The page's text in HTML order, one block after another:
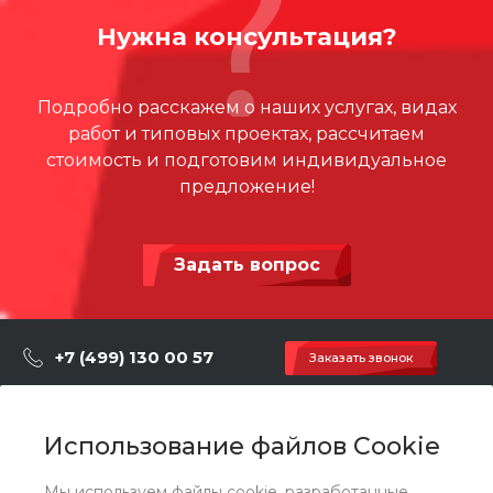
Использование файлов Cookie
.DWG
w3o59tmfw0xkiptysu83ml2id59341am
412.38 КБ
.dwg
Нужна консультация?
Подробно расскажем о наших услугах, видах
работ и типовых проектах, рассчитаем
стоимость и подготовим индивидуальное
предложение!
Задать вопрос
+7 (499) 130 00 57 Заказать звонок
г. Москва, Марксистская 3 стр.2